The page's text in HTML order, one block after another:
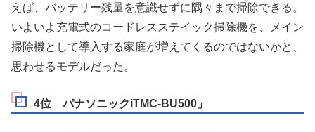
えば、バッテリー残量を意識せずに隅々まで掃除できる。
いよいよ充電式のコードレスステイック掃除機を、メイン
掃除機として導入する家庭が増えてくるのではないかと、
思わせるモデルだった。
4位 パナソニックiTMC-BU500」